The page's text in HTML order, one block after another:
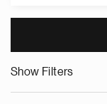
Show Filters